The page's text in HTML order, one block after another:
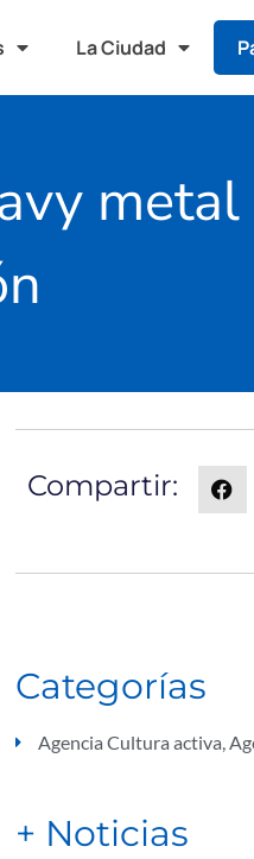
La Ciudad
Compartir:
Categorías
Agencia Cultura activa,
+ Noticias